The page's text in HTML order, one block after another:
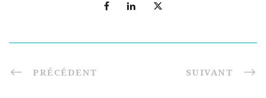
PRÉCÉDENT SUIVANT